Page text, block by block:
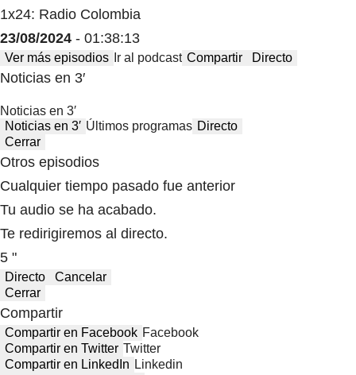
1x24: Radio Colombia
23/08/2024 - 01:38:13
Ver más episodios Ir al podcast Compartir Directo
Noticias en 3′
Noticias en 3′
Noticias en 3′ Últimos programas Directo
Cerrar
Otros episodios
Cualquier tiempo pasado fue anterior
Tu audio se ha acabado.
Te redirigiremos al directo.
5 "
Directo
Cancelar
Cerrar
Compartir
Compartir en Facebook Facebook
Compartir en Twitter Twitter
Compartir en LinkedIn Linkedin